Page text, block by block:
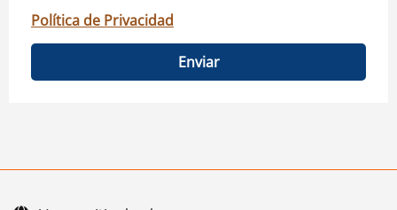
Política de Privacidad
Enviar